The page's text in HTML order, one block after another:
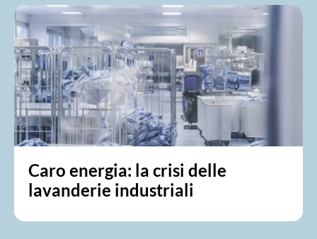
Caro energia: la crisi delle
lavanderie industriali